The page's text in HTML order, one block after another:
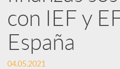
s
S
con IEF y
España
04.05.2021